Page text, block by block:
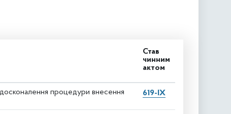
Став
чинним
актом
процедури внесення
619-IX